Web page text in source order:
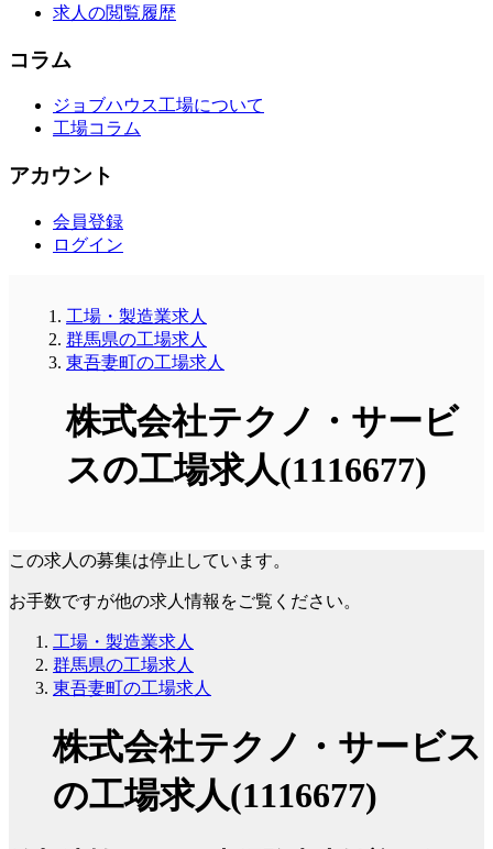
求人の閲覧履歴
コラム
ジョブハウス工場について
工場コラム
アカウント
会員登録
ログイン
工場・製造業求人
群馬県の工場求人
東吾妻町の工場求人
株式会社テクノ・サービ
スの工場求人(1116677)
この求人の募集は停止しています。
お手数ですが他の求人情報をご覧ください。
工場・製造業求人
群馬県の工場求人
東吾妻町の工場求人
株式会社テクノ・サービス
の工場求人(1116677)